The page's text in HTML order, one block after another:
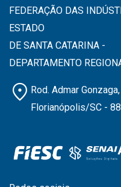
FEDERAÇÃO DAS
ESTADO
DE SANTA CATARINA -
DEPARTAMENTO
location_on Rod. Admar
Florianópolis/SC -